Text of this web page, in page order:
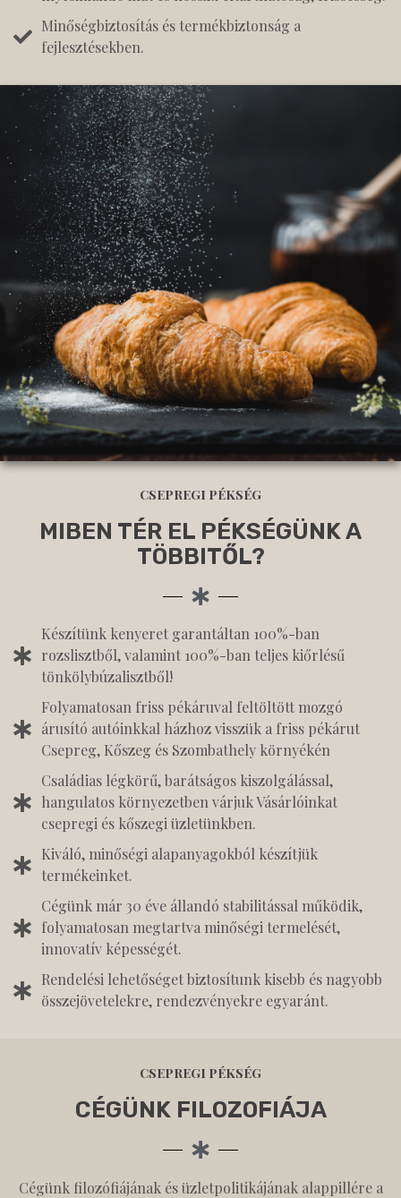
Minőségbiztosítás és termékbiztonság a
fejlesztésekben.
CSEPREGI PÉKSÉG
MIBEN TÉR EL PÉKSÉGÜNK A
TÖBBITŐL?
Készítünk kenyeret garantáltan 100%-ban
rozslisztből, valamint 100%-ban teljes kiőrlésű
tönkölybúzalisztből!
Folyamatosan friss pékáruval feltöltött mozgó
árusító autóinkkal házhoz visszük a friss pékárut
Csepreg, Kőszeg és Szombathely környékén
Családias légkörű, barátságos kiszolgálással,
hangulatos környezetben várjuk Vásárlóinkat
csepregi és kőszegi üzletünkben.
Kiváló, minőségi alapanyagokból készítjük
termékeinket.
Cégünk már 30 éve állandó stabilitással működik,
folyamatosan megtartva minőségi termelését,
innovatív képességét.
Rendelési lehetőséget biztosítunk kisebb és nagyobb
összejövetelekre, rendezvényekre egyaránt.
CSEPREGI PÉKSÉG
CÉGÜNK FILOZOFIÁJA
Cégünk filozófiájának és üzletpolitikájának alappillére a